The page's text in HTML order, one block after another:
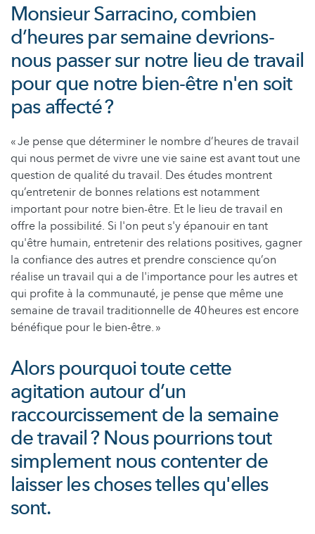
Monsieur Sarracino, combien
d’heures par semaine devrions-
nous passer sur notre lieu de travail
pour que notre bien-être n'en soit
pas affecté ?
« Je pense que déterminer le nombre d’heures de travail
qui nous permet de vivre une vie saine est avant tout une
question de qualité du travail. Des études montrent
qu’entretenir de bonnes relations est notamment
important pour notre bien-être. Et le lieu de travail en
offre la possibilité. Si l'on peut s'y épanouir en tant
qu'être humain, entretenir des relations positives, gagner
la confiance des autres et prendre conscience qu’on
réalise un travail qui a de l'importance pour les autres et
qui profite à la communauté, je pense que même une
semaine de travail traditionnelle de 40 heures est encore
bénéfique pour le bien-être. »
Alors pourquoi toute cette
agitation autour d’un
raccourcissement de la semaine
de travail ? Nous pourrions tout
simplement nous contenter de
laisser les choses telles qu'elles
sont.